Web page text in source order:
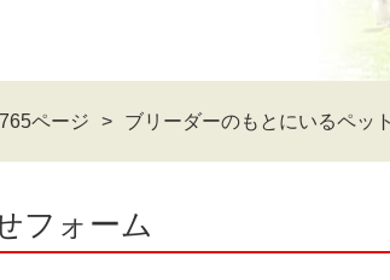
ページ ブリーダーのもとにいるペッ
フォーム